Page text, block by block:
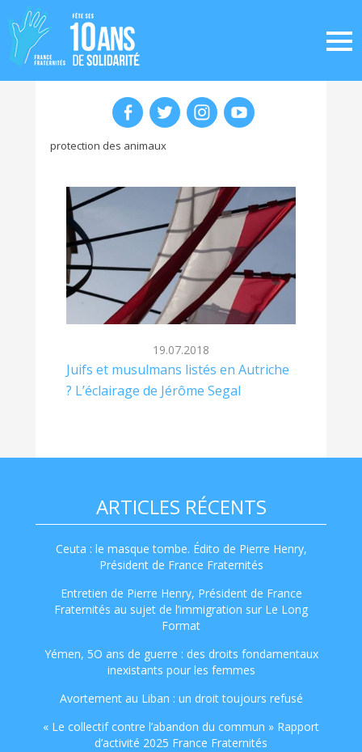
protection des animaux
19.07.2018
Juifs et musulmans listés en Autriche
? L’éclairage de Jérôme Segal
ARTICLES RÉCENTS
Ceuta : le masque tombe. Édito de Pierre Henry,
Président de France Fraternités
Entretien de Pierre Henry, Président de France
Fraternités au sujet de l’immigration sur Le Long
Format
Yémen, 5O ans de guerre : des droits fondamentaux
inexistants pour les femmes
Avortement au Liban : un droit toujours refusé
« Le collectif contre l’abandon du commun » Rapport
d’activité 2025 France Fraternités